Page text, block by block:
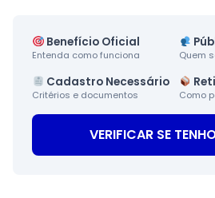
Benefício Oficial
Entenda como funciona Quem
Cadastro Necessário
Critérios e documentos Como
VERIFICAR SE